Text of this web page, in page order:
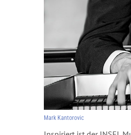
Mark Kantorovic